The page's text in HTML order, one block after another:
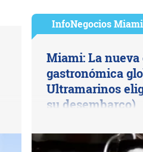
InfoNegocios Miami
Miami: La
gastronómica
Ultramarinos
su desembarco)